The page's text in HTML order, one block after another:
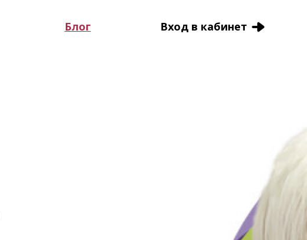
Блог Вход в кабинет